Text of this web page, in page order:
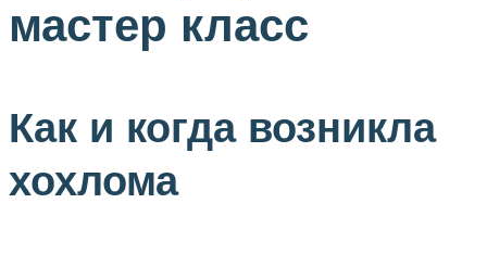
мастер класс
Как и когда возникла
хохлома